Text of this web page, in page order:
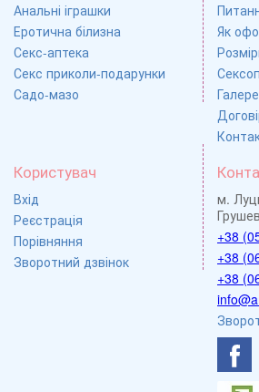
Анальні іграшки
Еротична білизна
Секс-аптека
Секс приколи-подарунки
Садо-мазо
Як
Користувач
Вхід
Реєстрація
Порівняння
Зворотний дзвінок
м.
+38
+38
+38